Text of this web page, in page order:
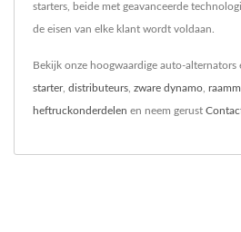
starters, beide met geavanceerde
de eisen van elke klant wordt voldaan.
Bekijk onze hoogwaardige auto-alternators
starter, distributeurs zware dynamo
heftruckonderdelen en neem gerust